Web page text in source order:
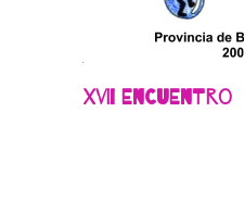
XVII Encuentro